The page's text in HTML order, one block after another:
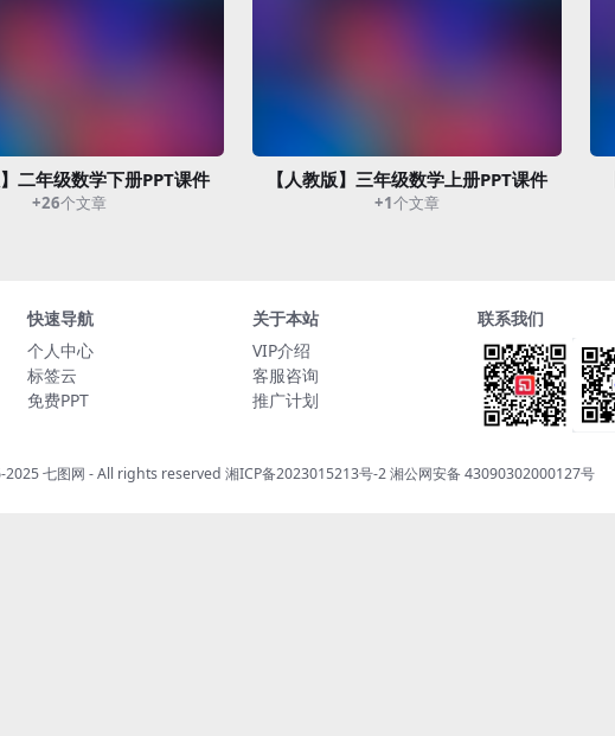
】二年级数学下册PPT课件
+26个文章
【人教版】三年级数学上册PPT课件
+1个文章
快速导航
个人中心
标签云
免费PPT
关于本站
VIP介绍
客服咨询
推广计划
联系我们
2025七图网 - All rights reserved 湘ICP备2023015213号-2湘公网安备 43090302000127号